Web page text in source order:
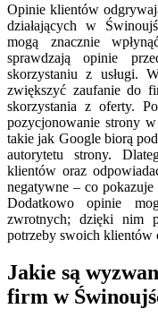
Opinie klientów
działających w
mogą znacznie
sprawdzają opinie
skorzystaniu z usługi.
zwiększyć zaufanie do
skorzystania z oferty.
pozycjonowanie strony
takie jak Google biorą
autorytetu strony.
klientów oraz
negatywne – co
Dodatkowo opinie
zwrotnych; dzięki nim
potrzeby swoich klientów
Jakie są
firm w